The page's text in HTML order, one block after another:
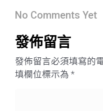
No Comments Yet
發佈留言
發佈留言必須填寫的
填欄位標示為 *